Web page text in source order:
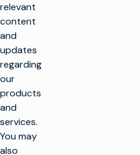
relevant
content
and
updates
regarding
our
products
and
services.
You may
also
LÖSUNGEN
TV machen
Maximierung der
Rundfunkinfrastruktur
TV machen